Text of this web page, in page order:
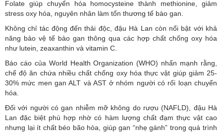
Folate giúp chuyển hóa homocysteine thành methionine, giảm
stress oxy hóa, nguyên nhân làm tổn thương tế bào gan.
Không chỉ tác động đến thải độc, đậu Hà Lan còn nổi bật với khả
năng bảo vệ tế bào gan thông qua các hợp chất chống oxy hóa
như lutein, zeaxanthin và vitamin C.
Báo cáo của World Health Organization (WHO) nhấn mạnh rằng,
chế độ ăn chứa nhiều chất chống oxy hóa thực vật giúp giảm 25-
30% mức men gan ALT và AST ở nhóm người có rối loạn chuyển
hóa.
Đối với người có gan nhiễm mỡ không do rượu (NAFLD), đậu Hà
Lan đặc biệt phù hợp nhờ có hàm lượng chất đạm thực vật cao
nhưng lại ít chất béo bão hòa, giúp gan “nhẹ gánh” trong quá trình